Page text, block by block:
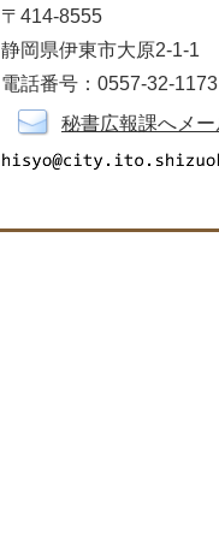
〒414-8555
静岡県伊東市大原2-1-1
電話番号：0557-32-1173
秘書広報課へメ